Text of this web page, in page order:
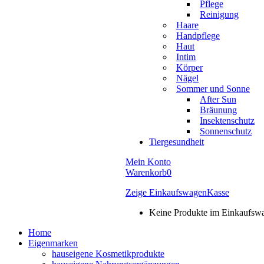
Pflege
Reinigung
Haare
Handpflege
Haut
Intim
Körper
Nägel
Sommer und Sonne
After Sun
Bräunung
Insektenschutz
Sonnenschutz
Tiergesundheit
Mein Konto
Warenkorb0
Zeige EinkaufswagenKasse
Keine Produkte im
Home
Eigenmarken
hauseigene Kosmetikprodukte